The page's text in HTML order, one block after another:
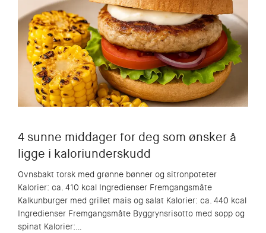
4 sunne middager for deg som ønsker å
ligge i kaloriunderskudd
Ovnsbakt torsk med grønne bønner og sitronpoteter
Kalorier: ca. 410 kcal Ingredienser Fremgangsmåte
Kalkunburger med grillet mais og salat Kalorier: ca. 440 kcal
Ingredienser Fremgangsmåte Byggrynsrisotto med sopp og
spinat Kalorier:…